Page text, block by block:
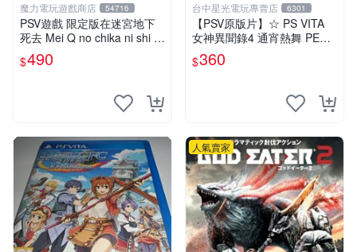
魔力電玩遊戲商店 54716
PSV遊戲 限定版在迷宮地下
死去 Mei Q no chika ni shi 日
文日版 附特典【板橋魔力】
$490
台中星光電玩專賣店 6301
【PSV原版片】☆ PS VITA
女神異聞錄4 通宵熱舞 PERS
ONA4 ☆日文版全新品【特價
優惠】台中星光電玩
$360
人氣賣家